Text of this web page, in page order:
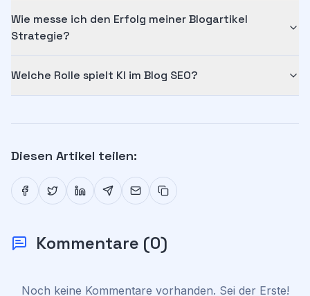
Wie messe ich den Erfolg meiner Blogartikel
Strategie?
Welche Rolle spielt KI im Blog SEO?
Diesen Artikel teilen:
Kommentare (0)
Noch keine Kommentare vorhanden. Sei der Erste!